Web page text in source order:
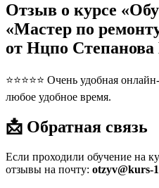
Отзыв о курсе
«Мастер по
от Нцпо
⭐⭐⭐⭐⭐ Очень удобная
любое удобное время.
📩 Обратная связь
Если проходили обучение на
отзывы на почту: otzyv@kurs-